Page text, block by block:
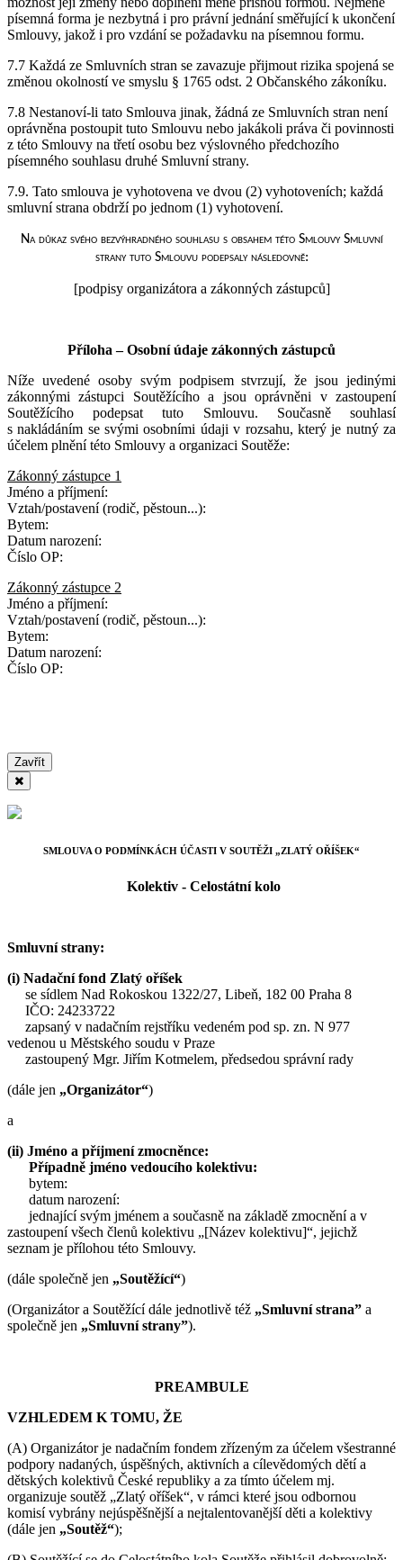
písemná forma je nezbytná i pro právní jednání směřující k ukončení
Smlouvy, jakož i pro vzdání se požadavku na písemnou formu.
7.7 Každá ze Smluvních stran se zavazuje přijmout rizika spojená se
změnou okolností ve smyslu § 1765 odst. 2 Občanského zákoníku.
7.8 Nestanoví-li tato Smlouva jinak, žádná ze Smluvních stran není
oprávněna postoupit tuto Smlouvu nebo jakákoli práva či povinnosti
z této Smlouvy na třetí osobu bez výslovného předchozího
písemného souhlasu druhé Smluvní strany.
7.9. Tato smlouva je vyhotovena ve dvou (2) vyhotoveních; každá
smluvní strana obdrží po jednom (1) vyhotovení.
Na důkaz svého bezvýhradného souhlasu s obsahem této Smlouvy Smluvní
strany tuto Smlouvu podepsaly následovně:
[podpisy organizátora a zákonných zástupců]
Příloha – Osobní údaje zákonných zástupců
Níže uvedené osoby svým podpisem stvrzují, že jsou jedinými
zákonnými zástupci Soutěžícího a jsou oprávněni v zastoupení
Soutěžícího podepsat tuto Smlouvu. Současně souhlasí
s nakládáním se svými osobními údaji v rozsahu, který je nutný za
účelem plnění této Smlouvy a organizaci Soutěže:
Zákonný zástupce 1
Jméno a příjmení:
Vztah/postavení (rodič, pěstoun...):
Bytem:
Datum narození:
Číslo OP:
Zákonný zástupce 2
Jméno a příjmení:
Vztah/postavení (rodič, pěstoun...):
Bytem:
Datum narození:
Číslo OP:
Zavřít
SMLOUVA O PODMÍNKÁCH ÚČASTI V SOUTĚŽI „ZLATÝ OŘÍŠEK“
Kolektiv - Celostátní kolo
Smluvní strany:
(i) Nadační fond Zlatý oříšek
se sídlem Nad Rokoskou 1322/27, Libeň, 182 00 Praha 8
IČO: 24233722
zapsaný v nadačním rejstříku vedeném pod sp. zn. N 977
vedenou u Městského soudu v Praze
zastoupený Mgr. Jiřím Kotmelem, předsedou správní rady
(dále jen „Organizátor“)
a
(ii) Jméno a příjmení zmocněnce:
Případně jméno vedoucího kolektivu:
bytem:
datum narození:
jednající svým jménem a současně na základě zmocnění a v
zastoupení všech členů kolektivu „[Název kolektivu]“, jejichž
seznam je přílohou této Smlouvy.
(dále společně jen „Soutěžící“)
(Organizátor a Soutěžící dále jednotlivě též „Smluvní strana” a
společně jen „Smluvní strany”).
PREAMBULE
VZHLEDEM K TOMU, ŽE
(A) Organizátor je nadačním fondem zřízeným za účelem všestranné
podpory nadaných, úspěšných, aktivních a cílevědomých dětí a
dětských kolektivů České republiky a za tímto účelem mj.
organizuje soutěž „Zlatý oříšek“, v rámci které jsou odbornou
komisí vybrány nejúspěšnější a nejtalentovanější děti a kolektivy
(dále jen „Soutěž“);